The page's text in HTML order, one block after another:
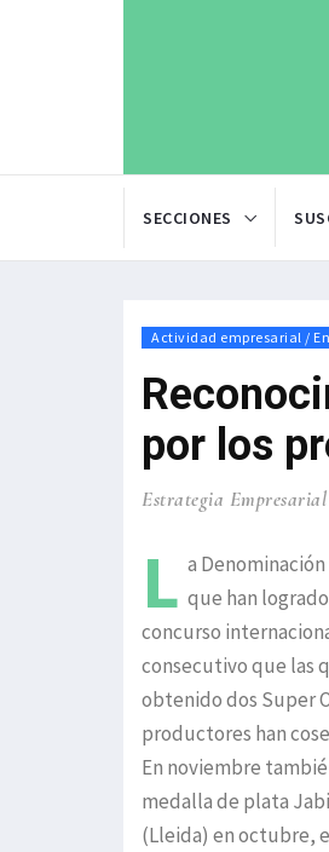
SECCIONES
Actividad empresarial /
por los
Estrategia Empresarial
L a
que han
concurso
consecutivo que las
obtenido dos Super
productores han
En noviembre
medalla de plata
(Lleida) en octubre,